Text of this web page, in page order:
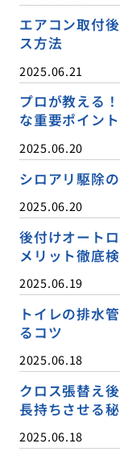
エアコン取付
ス方法
2025.06.21
プロが教える
な重要ポイント
2025.06.20
シロアリ駆除
2025.06.20
後付けオート
メリット徹底
2025.06.19
トイレの排水
るコツ
2025.06.18
クロス張替え
長持ちさせる
2025.06.18